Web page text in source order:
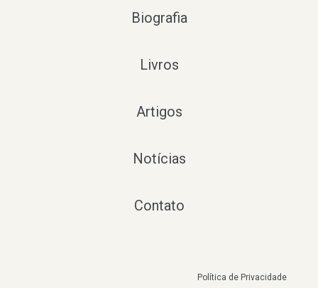
Biografia
Livros
Artigos
Notícias
Contato
Política de Privacidade